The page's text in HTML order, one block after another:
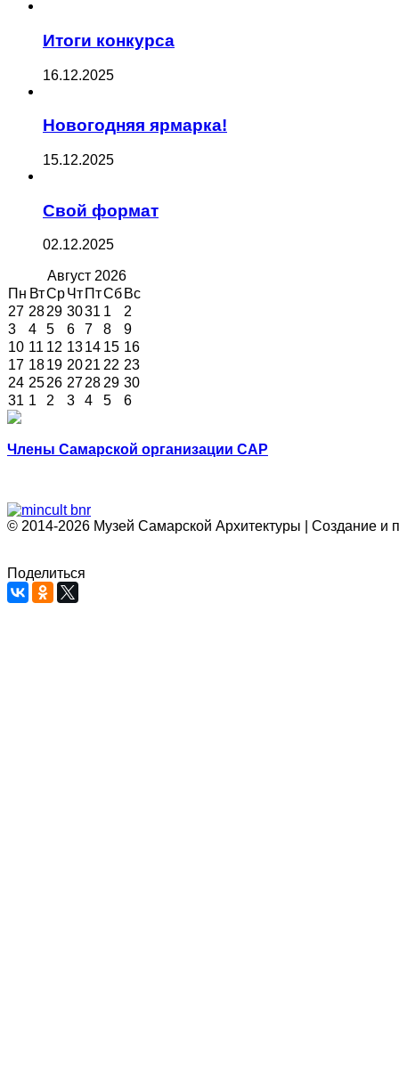
Итоги конкурса
16.12.2025
Новогодняя ярмарка!
15.12.2025
Свой формат
02.12.2025
Август 2026
Пн ВтСрЧт ПтСб Вс
27 2829 3031 1
2
3
4 5 6 7 8
9
10 11 12 1314 15 16
17 1819 202122 23
24 2526 272829 30
31 1 2 3 4 5 6
Члены Самарской организации САР
© 2014-2026 Музей Самарской Архитектуры | Создание и
Поделиться